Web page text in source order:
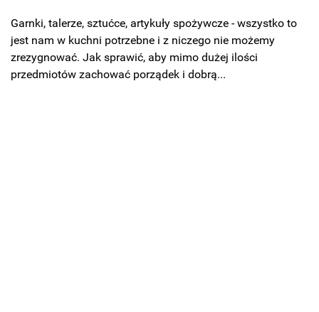
Garnki, talerze, sztućce, artykuły spożywcze - wszystko to
jest nam w kuchni potrzebne i z niczego nie możemy
zrezygnować. Jak sprawić, aby mimo dużej ilości
przedmiotów zachować porządek i dobrą...